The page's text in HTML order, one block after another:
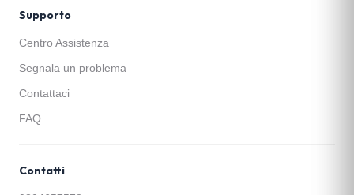
Supporto
Centro Assistenza
Segnala un problema
Contattaci
FAQ
Contatti